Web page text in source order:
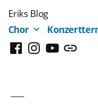
Inhalt
springen
Eriks Blog
Chor
FacebookInstagram
YouTubeMastodon